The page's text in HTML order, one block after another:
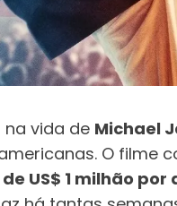
na vida de Michael
O filme
US$ 1 milhão por